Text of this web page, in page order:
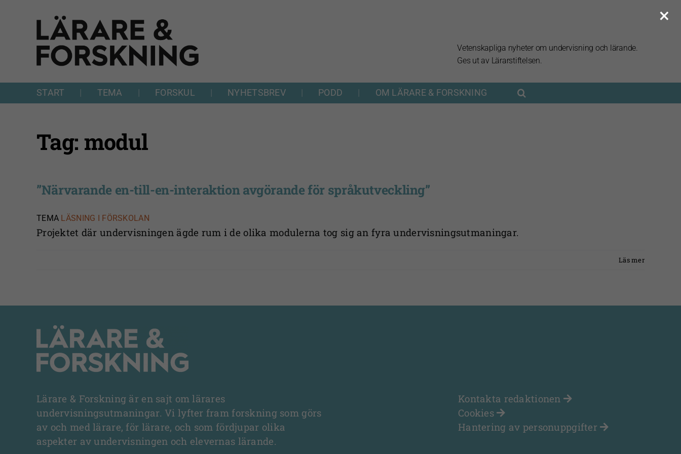
innehållet
Vetenskapliga nyheter om undervisning och lärande.
Ges ut av Lärarstiftelsen.
START TEMA FORSKUL NYHETSBREV PODD OM LÄRARE & FORSKNING
Tag: modul
”Närvarande en-till-en-interaktion avgörande för språkutveckling”
TEMA LÄSNING I FÖRSKOLAN
Projektet där undervisningen ägde rum i de olika modulerna tog sig an fyra undervisningsutmaningar.
Läs mer
Lärare & Forskning är en sajt om lärares
undervisningsutmaningar. Vi lyfter fram forskning som görs
av och med lärare, för lärare, och som fördjupar olika
aspekter av undervisningen och elevernas lärande.
Kontakta redaktionen
Cookies
Hantering av personuppgifter
×